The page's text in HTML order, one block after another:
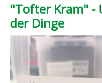
"Tofter Kram" -
der Dinge